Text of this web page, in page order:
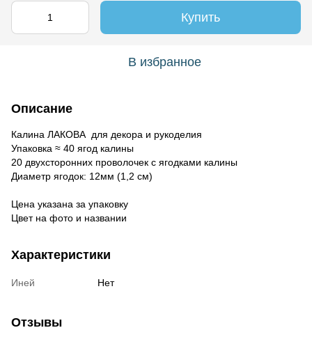
Купить
В избранное
Описание
Калина ЛАКОВА для декора и рукоделия
Упаковка ≈ 40 ягод калины
20 двухсторонних проволочек с ягодками калины
Диаметр ягодок: 12мм (1,2 см)
Цена указана за упаковку
Цвет на фото и названии
Характеристики
Иней Нет
Отзывы